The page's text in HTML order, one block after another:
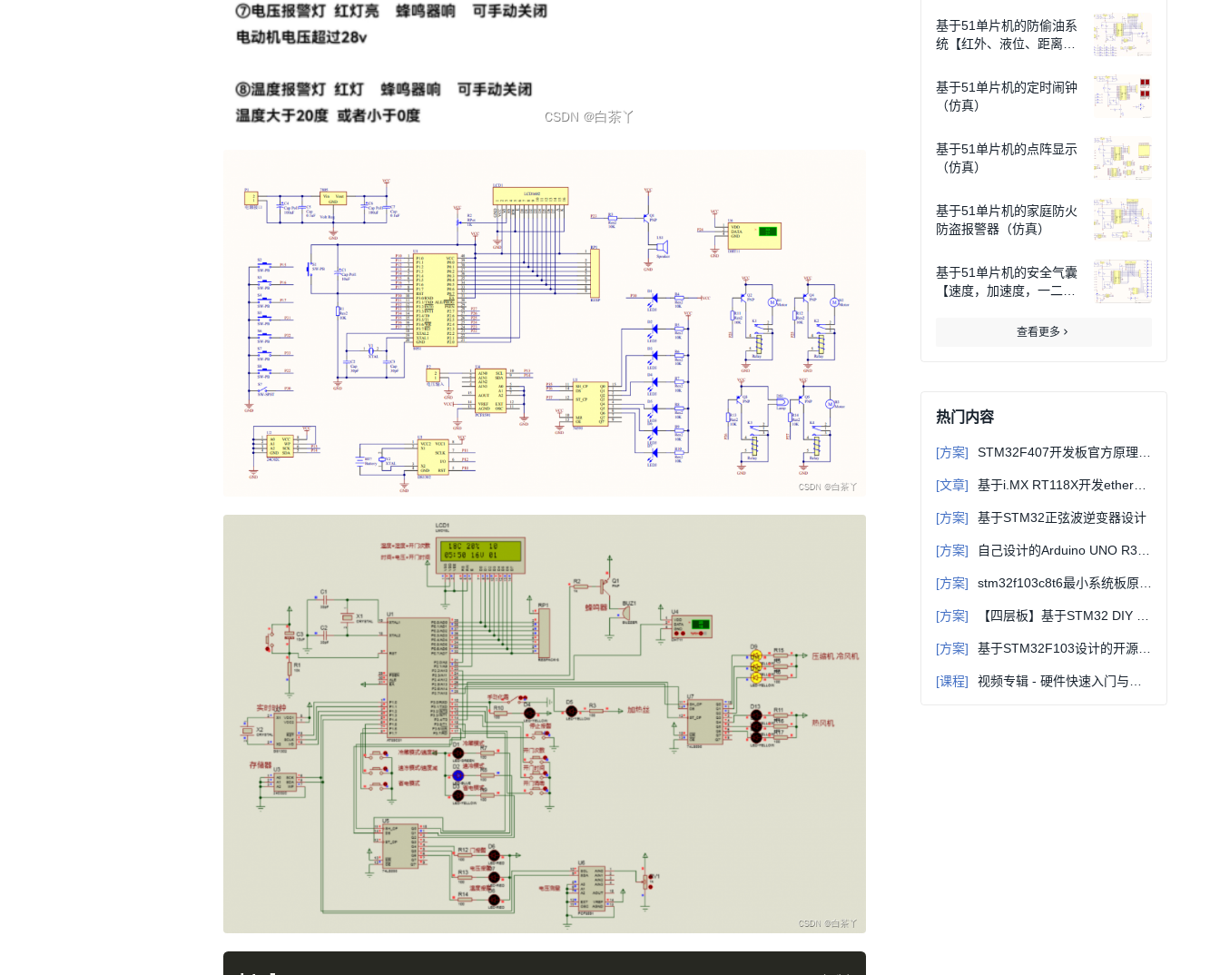
基于51单片机的防偷油系
统【红外、液位、距离】
基于51单片机的定时闹钟
（仿真）
基于51单片机的点阵显示
（仿真）
基于51单片机的家庭防火
防盗报警器（仿真）
基于51单片机的安全气囊
【速度，加速度，一二级
查看更多
热门内容
[方案] STM32F407开发板官方原理图+固件库+例程等详细资料
[文章] 基于i.MX RT118X开发ethercat从站（一）-初识EtherCAT
[方案] 基于STM32正弦波逆变器设计
[方案] 自己设计的Arduino UNO R3主控板原理图+PCB源文件（可直接打样）
[方案] stm32f103c8t6最小系统板原理图和构成讲解
[方案] 【四层板】基于STM32 DIY JLink_V9 ARM仿真器 2.0版本
[方案] 基于STM32F103设计的开源四轴飞行器电路方案（原理图+源码+bom表）
[课程] 视频专辑 - 硬件快速入门与进阶(十年功力，力求全面，通俗易懂) - 连载